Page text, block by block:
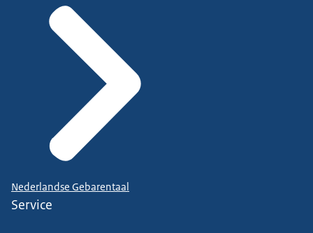
Nederlandse Gebarentaal
Service